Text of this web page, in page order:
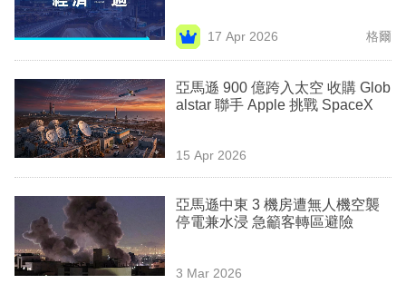
17 Apr 2026 格爾
亞馬遜 900 億跨入太空 收購 Glob
alstar 聯手 Apple 挑戰 SpaceX
15 Apr 2026
亞馬遜中東 3 機房遭無人機空襲
停電兼水浸 急籲客轉區避險
3 Mar 2026